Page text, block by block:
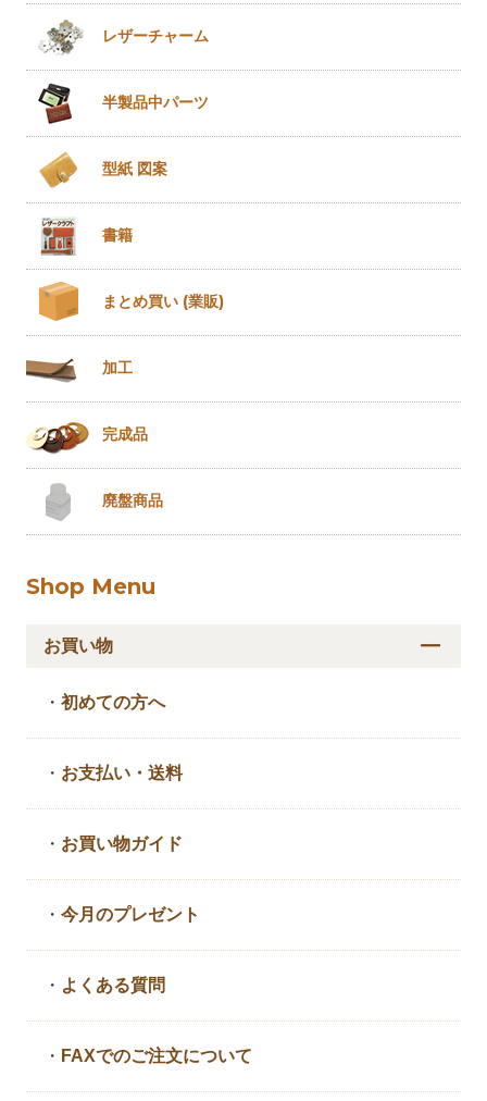
レザーチャーム
半製品中パーツ
型紙 図案
書籍
まとめ買い (業販)
加工
完成品
廃盤商品
Shop Menu
お買い物
・初めての方へ
・ お支払い・送料
・ お買い物ガイド
・今月のプレゼント
・ よくある質問
・ FAXでのご注文について